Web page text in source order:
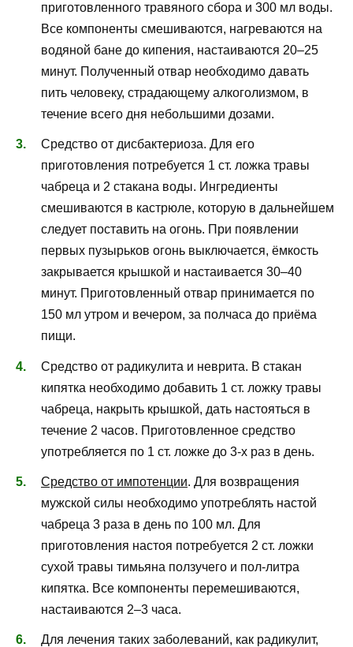
приготовленного травяного сбора и 300 мл воды.
Все компоненты смешиваются, нагреваются на
водяной бане до кипения, настаиваются 20–25
минут. Полученный отвар необходимо давать
пить человеку, страдающему алкоголизмом, в
течение всего дня небольшими дозами.
Средство от дисбактериоза. Для его
приготовления потребуется 1 ст. ложка травы
чабреца и 2 стакана воды. Ингредиенты
смешиваются в кастрюле, которую в дальнейшем
следует поставить на огонь. При появлении
первых пузырьков огонь выключается, ёмкость
закрывается крышкой и настаивается 30–40
минут. Приготовленный отвар принимается по
150 мл утром и вечером, за полчаса до приёма
пищи.
Средство от радикулита и неврита. В стакан
кипятка необходимо добавить 1 ст. ложку травы
чабреца, накрыть крышкой, дать настояться в
течение 2 часов. Приготовленное средство
употребляется по 1 ст. ложке до 3-х раз в день.
Средство от импотенции. Для возвращения
мужской силы необходимо употреблять настой
чабреца 3 раза в день по 100 мл. Для
приготовления настоя потребуется 2 ст. ложки
сухой травы тимьяна ползучего и пол-литра
кипятка. Все компоненты перемешиваются,
настаиваются 2–3 часа.
Для лечения таких заболеваний, как радикулит,